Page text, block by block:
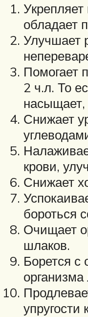
обладает
Улучшает
Помогает
2 ч.л. То
насыщает,
Снижает
крови,
Снижает
бороться
Очищает
шлаков.
Борется с
упругости